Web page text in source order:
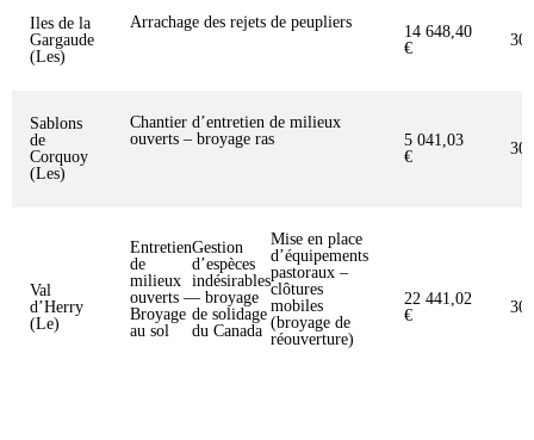
Iles de la
Gargaude
(Les)
Arrachage des rejets de peupliers
14 648,40
€
Sablons
de
Corquoy
(Les)
Chantier d’entretien de milieux
ouverts – broyage ras
5 041,03
€
Val
d’Herry
(Le)
Entretien
de
milieux
ouverts –
Broyage
au sol
Gestion
d’espèces
indésirables
– broyage
de solidage
du Canada
Mise en place
d’équipements
pastoraux –
clôtures
mobiles
(broyage de
réouverture)
22 441,02
€